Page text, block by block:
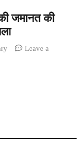
जमानत की
Leave a